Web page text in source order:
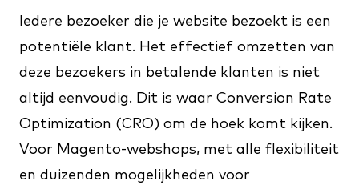
Iedere bezoeker die je website bezoekt is een
potentiële klant. Het effectief omzetten van
deze bezoekers in betalende klanten is niet
altijd eenvoudig. Dit is waar Conversion Rate
Optimization (CRO) om de hoek komt kijken.
Voor Magento-webshops, met alle flexibiliteit
en duizenden mogelijkheden voor